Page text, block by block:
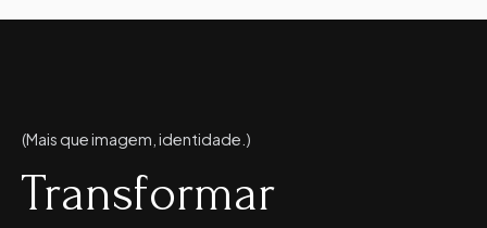
(Mais que imagem, identidade.)
Transformar